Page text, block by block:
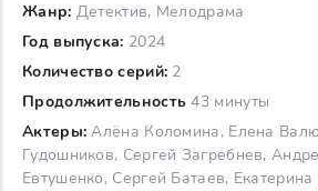
Жанр: Детектив, Мелодрама
Год выпуска: 2024
Количество серий: 2
Продолжительность 43 минуты
Актеры: Алёна Коломина, Елена
Гудошников, Сергей Загребнев,
Евтушенко, Сергей Батаев,